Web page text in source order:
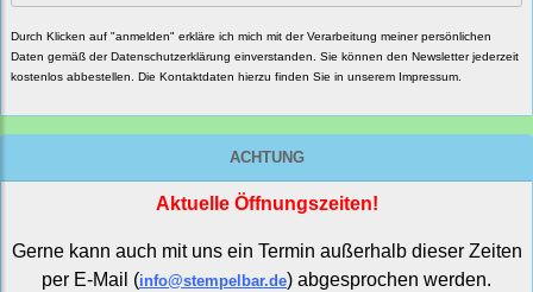
Durch Klicken auf "anmelden" erkläre ich mich mit der Verarbeitung meiner persönlichen
Daten gemäß der Datenschutzerklärung einverstanden. Sie können den Newsletter jederzeit
kostenlos abbestellen. Die Kontaktdaten hierzu finden Sie in unserem Impressum.
ACHTUNG
Aktuelle Öffnungszeiten!
Gerne kann auch mit uns ein Termin außerhalb dieser Zeiten
per E-Mail (info@stempelbar.de) abgesprochen werden.